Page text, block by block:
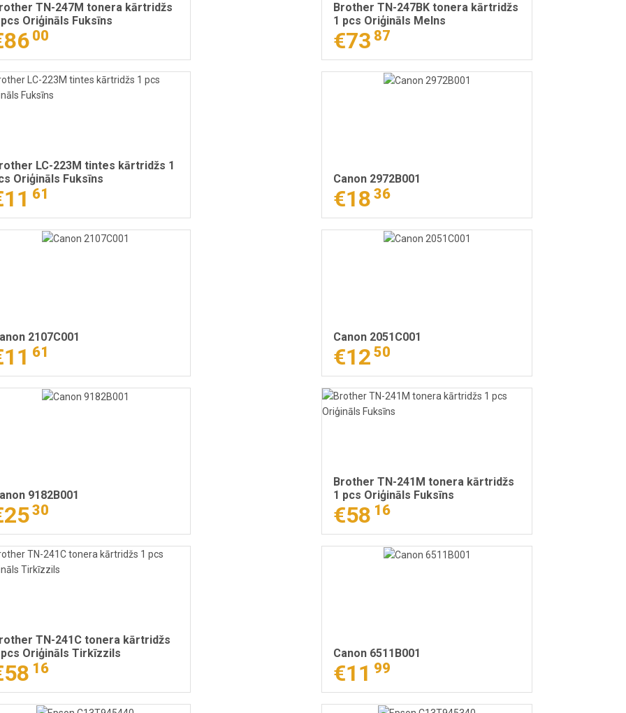
TN-247M tonera kārtridžs
Oriģināls Fuksīns
00
Brother TN-247BK tonera kārtridžs
1 pcs Oriģināls Melns
€73 87
LC-223M tintes kārtridžs 1
Oriģināls Fuksīns
61
Canon 2972B001
€18 36
2107C001
61
Canon 2051C001
€12 50
9182B001
30
Brother TN-241M tonera kārtridžs
1 pcs Oriģināls Fuksīns
€58 16
TN-241C tonera kārtridžs
Oriģināls Tirkīzzils
16
Canon 6511B001
€11 99